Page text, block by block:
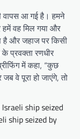
वापस आ गई है। हमने
वह मिल गया और
है और जहाज पर किसी
प्रवक्ता रणधीर
में कहा, “कुछ
वे पूरा हो जाएंगे, तो
ship seized
ship seized by